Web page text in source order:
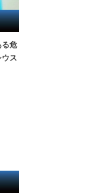
る危
ス